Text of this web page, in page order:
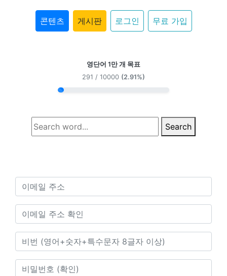
콘텐츠 게시판 로그인 무료 가입
영단어 1만 개 목표
291 / 10000 (2.91%)
Search